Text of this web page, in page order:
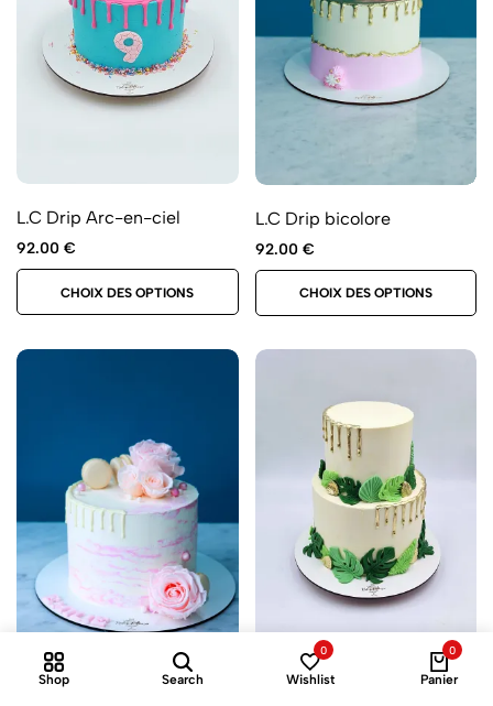
L.C Drip Arc-en-ciel
92.00 €
CHOIX DES OPTIONS
L.C Drip bicolore
92.00 €
CHOIX DES OPTIONS
Shop Search
0
Wishlist
0
Panier